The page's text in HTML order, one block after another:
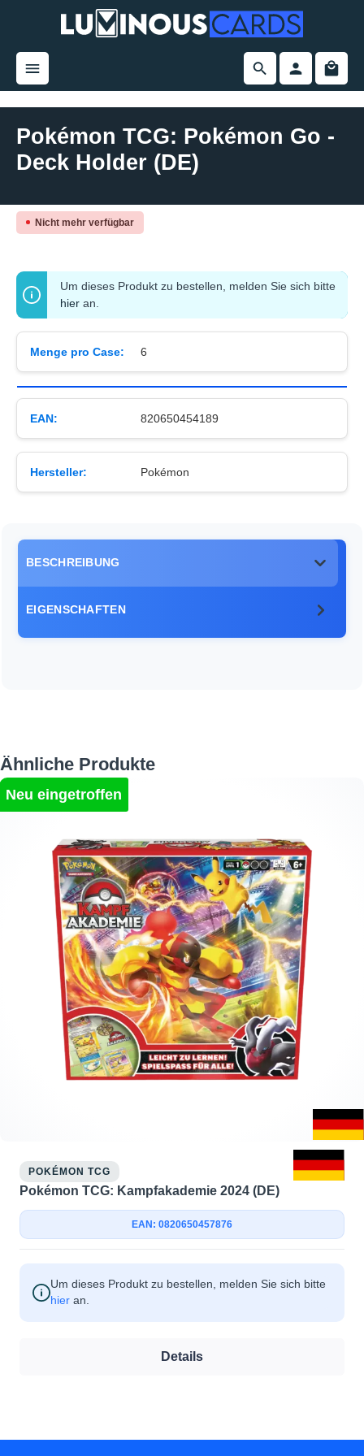
springen
Pokémon TCG: Pokémon Go -
Deck Holder (DE)
Bildergalerie überspringen
Nicht mehr verfügbar
Um dieses Produkt zu bestellen, melden Sie sich bitte
hier an.
Menge pro Case: 6
EAN: 820650454189
Hersteller: Pokémon
BESCHREIBUNG
EIGENSCHAFTEN
Produktgalerie überspringen
Ähnliche Produkte
Neu eingetroffen
POKÉMON TCG
Pokémon TCG: Kampfakademie 2024 (DE)
EAN: 0820650457876
Um dieses Produkt zu bestellen, melden Sie sich bitte
hier an.
Details